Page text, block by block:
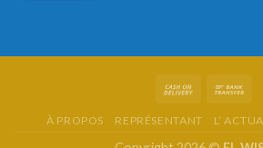
À PROPOS REPRÉSENTANT L’